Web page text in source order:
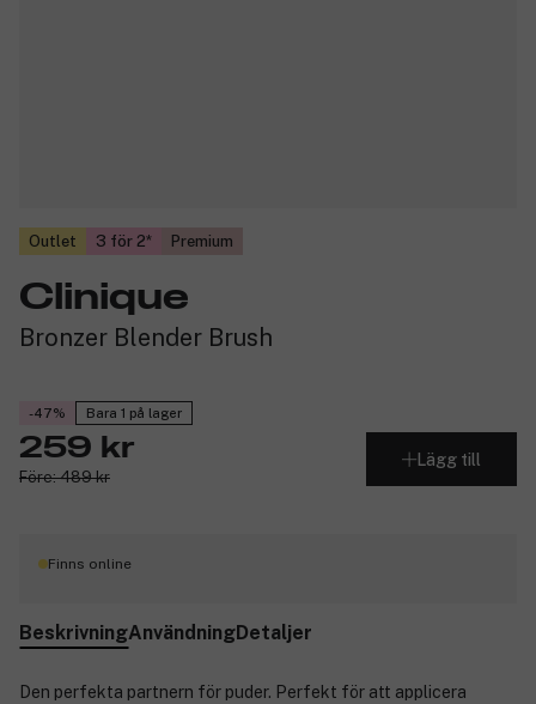
Outlet 3 för 2 Premium
Clinique
Bronzer Blender Brush
-47% Bara 1 på lager
259 kr
Före: 489 kr
Lägg till
Finns online
BeskrivningAnvändningDetaljer
Den perfekta partnern för puder. Perfekt för att applicera